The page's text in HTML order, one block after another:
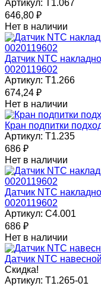
Артикул: T1.067
646,80 ₽
Нет в наличии
Датчик NTC
0020119602
Артикул: T1.266
674,24 ₽
Нет в наличии
Кран подпитки
Артикул: T1.235
686 ₽
Нет в наличии
Датчик NTC
0020119602
Артикул: C4.001
686 ₽
Нет в наличии
Датчик NTC
Скидка!
Артикул: T1.265-01